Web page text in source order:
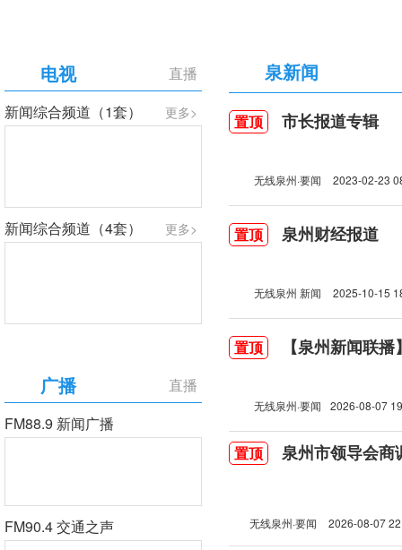
直播
电视
更多>
新闻综合频道（1套）
更多>
新闻综合频道（4套）
直播
广播
FM88.9 新闻广播
FM90.4 交通之声
泉新闻
置顶 市长报道专辑
无线泉州·要闻 2023-02-23
置顶 泉州财经报道
无线泉州 新闻 2025-10-15
置顶 【泉州新闻联
无线泉州·要闻 2026-08-07
置顶 泉州市领导会商
无线泉州·要闻 2026-08-07